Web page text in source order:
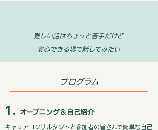
難しい話はちょっと苦手だけど
安心できる場で話してみたい
プログラム
​1. オープニング＆自己紹介
​キャリアコンサルタントと参加者の皆さんで簡単な自己